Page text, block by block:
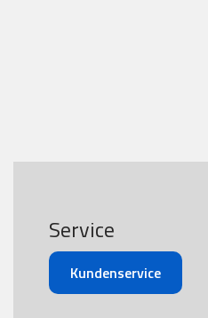
Service
Kundenservice